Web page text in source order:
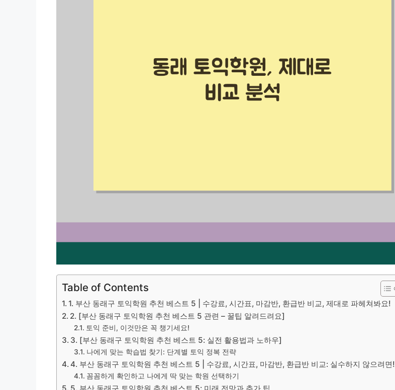
Table of Contents
1. 부산 동래구 토익학원 추천 베스트 5 | 수강료, 시간표, 마감반, 환급반 비교, 제대로 파헤쳐봐요!
2. [부산 동래구 토익학원 추천 베스트 5 관련 – 꿀팁 알려드려요]
토익 준비, 이것만은 꼭 챙기세요!
3. [부산 동래구 토익학원 추천 베스트 5: 실전 활용법과 노하우]
나에게 맞는 학습법 찾기: 단계별 토익 정복 전략
4. 부산 동래구 토익학원 추천 베스트 5 | 수강료, 시간표, 마감반, 환급반 비교: 실수하지 않으려면!
꼼꼼하게 확인하고 나에게 딱 맞는 학원 선택하기